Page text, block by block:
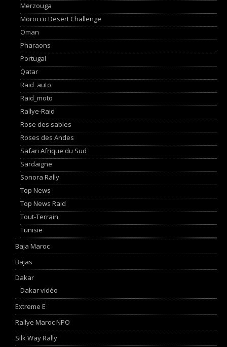
Merzouga
Morocco Desert Challenge
Oman
Pharaons
Portugal
Qatar
Raid_auto
Raid_moto
Rallye-Raid
Rose des sables
Roses des Andes
Safari Afrique du Sud
Sardaigne
Sonora Rally
Top News
Top News Raid
Tout-Terrain
Tunisie
Baja Maroc
Bajas
Dakar
Dakar vidéo
Extreme E
Rallye Maroc NPO
Silk Way Rally